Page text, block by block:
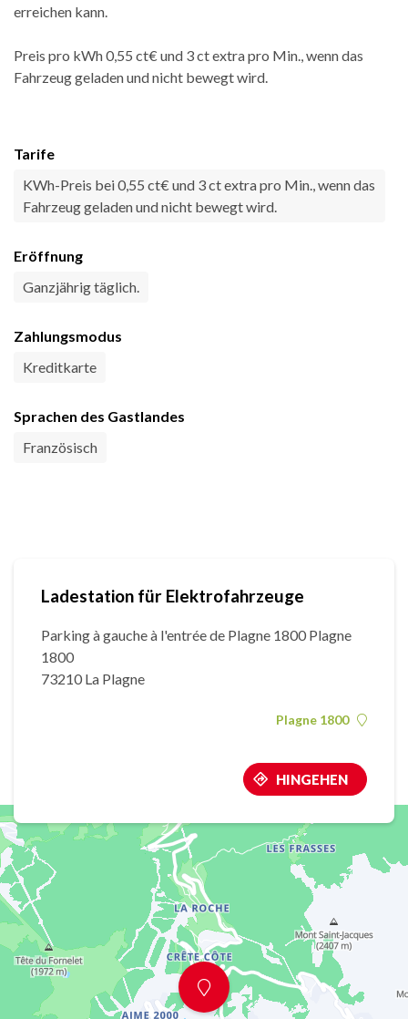
erreichen kann.
Preis pro kWh 0,55 ct€ und 3 ct extra pro Min., wenn das
Fahrzeug geladen und nicht bewegt wird.
Tarife
KWh-Preis bei 0,55 ct€ und 3 ct extra pro Min., wenn das
Fahrzeug geladen und nicht bewegt wird.
Eröffnung
Ganzjährig täglich.
Zahlungsmodus
Kreditkarte
Sprachen des Gastlandes
Französisch
Ladestation für Elektrofahrzeuge
Parking à gauche à l'entrée de Plagne 1800 Plagne
1800
73210 La Plagne
Plagne 1800
HINGEHEN